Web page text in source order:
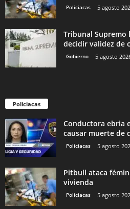
Policiacas 5 agosto
Tribunal Supremo
decidir validez de
Gobierno 5 agosto
Policiacas
Conductora ebria
causar muerte de
Policiacas 5 agosto
Pitbull ataca
vivienda
Policiacas 5 agosto